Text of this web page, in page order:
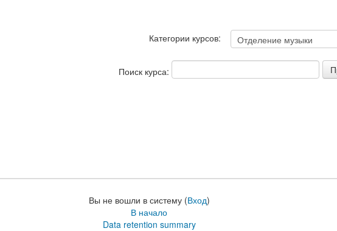
Категории курсов:
Поиск курса:
Вы не вошли в систему (Вход)
В начало
Data retention summary